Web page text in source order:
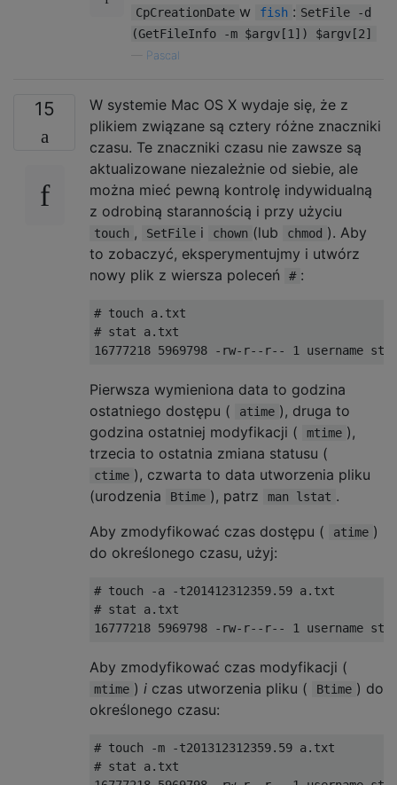
CpCreationDate w fish : SetFile -d
(GetFileInfo -m $argv[1]) $argv[2]
Pascal
15
W systemie Mac OS X wydaje się, że z
plikiem związane są cztery różne znaczniki
czasu. Te znaczniki czasu nie zawsze są
aktualizowane niezależnie od siebie, ale
można mieć pewną kontrolę indywidualną
z odrobiną starannością i przy użyciu
touch , SetFile i chown (lub chmod ). Aby
to zobaczyć, eksperymentujmy i utwórz
nowy plik z wiersza poleceń
# :
# touch a.txt
# stat a.txt
Pierwsza wymieniona data to godzina
ostatniego dostępu (
atime ), druga to
godzina ostatniej modyfikacji (
mtime ),
trzecia to ostatnia zmiana statusu (
ctime ), czwarta to data utworzenia pliku
(urodzenia
Btime ), patrz man lstat .
Aby zmodyfikować czas dostępu (
atime )
do określonego czasu, użyj:
# touch -a -t201412312359.59 a.txt
# stat a.txt
Aby zmodyfikować czas modyfikacji (
mtime ) i czas utworzenia pliku ( Btime ) do
określonego czasu:
# touch -m -t201312312359.59 a.txt
# stat a.txt